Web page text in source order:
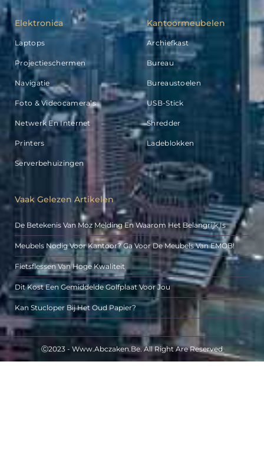
Elektronica
Laptops
Projectieschermen
Navigatie
Foto & Videocamera’s
Netwerk En Internet
Printers
Serverbehuizingen
Kantoormeubelen
Archiefkast
Bureau
Bureaustoelen
USB-Stick
Shredder
Ladeblokken
Vaak Gelezen Artikelen
De Betekenis Van Moz Melding En Waarom Het Belangrijk Is
Meubels Nodig Voor Kantoor? Ga Voor De Meubels Van EMOB!
Fietsflessen Van Hoge Kwaliteit
Dit Kost Een Gemiddelde Golfplaat Voor Jou
Kan Stucloper Bij Het Oud Papier?
Ⓒ2023 - Www.abczaken.be. All Right Are Reserved